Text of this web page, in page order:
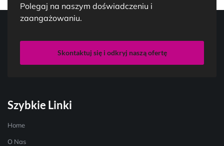
Polegaj na naszym doświadczeniu i
zaangażowaniu.
Skontaktuj się i odkryj naszą ofertę
Szybkie Linki
Home
O Nas